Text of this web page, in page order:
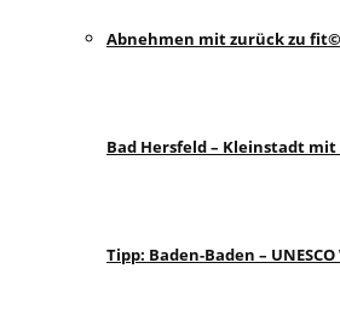
Abnehmen mit zurück zu fit©
Bad Hersfeld – Kleinstadt
Tipp: Baden-Baden –